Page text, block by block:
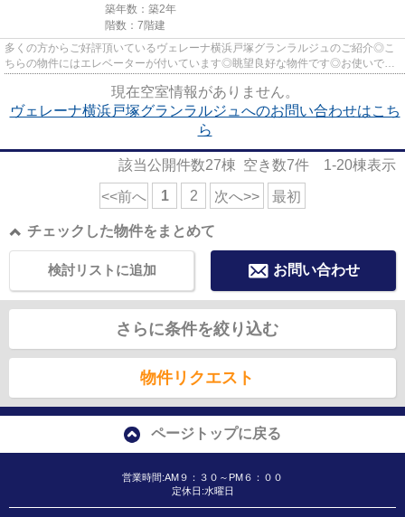
築年数：築2年
階数：7階建
多くの方からご好評頂いているヴェレーナ横浜戸塚グランラルジュのご紹介◎こ
ちらの物件にはエレベーターが付いています◎眺望良好な物件です◎お使いでき
現在空室情報がありません。
ヴェレーナ横浜戸塚グランラルジュへのお問い合わせはこち
ら
該当公開件数27棟 空き数7件 1-20棟表示
<<前へ 1 2 次へ>> 最初
チェックした物件をまとめて
お問い合わせ
検討リストに追加
さらに条件を絞り込む
物件リクエスト
ページトップに戻る
営業時間:AM９：３０～PM６：００
定休日:水曜日